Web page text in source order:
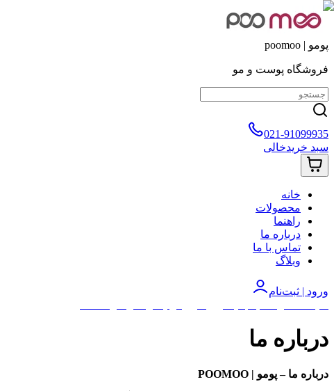
پومو | poomoo
فروشگاه پوست و مو
021-91099935
سبد خریدخالی
خانه
محصولات
راهنما
درباره ما
تماس با ما
وبلاگ
ورود | ثبت‌نام
درباره ما
درباره ما – پومو | POOMOO